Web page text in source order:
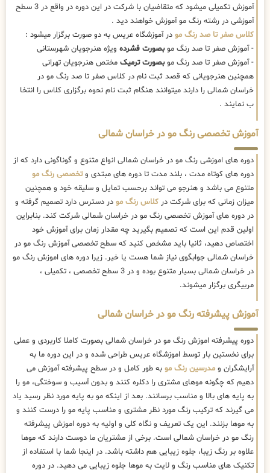
آموزش تکمیلی میشود که متقاضیان با شرکت در این دوره در واقع در 3 سطح
آموزشی در رشته رنگ مو آموزش خواهند دید .
کلاس صفر تا صد رنگ مو در آموزشگاه عریس به دو صورت برگزار میشود :
- آموزش صفر تا صد رنگ موبصورت فشرده ویژه هنرجویان شهرستانی
- آموزش صفر تا صد رنگ موبصورت ترمیک مختص هنرجویان تهرانی
همچنین هنرجویانی که قصد ثبت نام در کلاس صفر تا صد رنگ مو در
خراسان شمالی را دارند میتوانند هنگام ثبت نام نحوه برگزاری کلاس را انتخا
ب نمایند .
آموزش تخصصی رنگ مو در خراسان شمالی
دوره های اموزشی رنگ مو در خراسان شمالی انواع متنوع و گوناگونی دارد که از
دوره های کوتاه مدت ، بلند مدت تا دوره های مبتدی وتخصصی رنگ مو
متنوع می باشد و هنرجو می تواند برحسب تمایل و سلیقه خود و همچنین
میزان زمانی که برای شرکت در کلاس رنگ مو در دسترس دارد تصمیم گرفته و
در دوره های آموزش تخصصی رنگ مو در خراسان شمالی شرکت کند. بنابراین
اولین قدم این است که تصمیم بگیرید چه مقدار زمان برای آموزش خود
اختصاص دهید، ثانیا باید مشخص کنید که سطح تخصصی آموزش رنگ مو در
خراسان شمالی جوابگوی نیاز شما هست یا خیر. زیرا دوره های اموزش رنگ مو
در خراسان شمالی بسیار متنوع بوده و در 3 سطح تخصصی ، تکمیلی ،
مربیگری برگزار میشوند.
آموزش پیشرفته رنگ مو در خراسان شمالی
دوره پیشرفته اموزش رنگ مو در خراسان شمالی بصورت کاملا کاربردی و عملی
برای نخستین بار توسط اموزشگاه عریس طراحی شده و در این دوره ما به
آرایشگران و مدرسین رنگ مو به طور کامل و در سطح پیشرفته آموزش می
دهیم که چگونه موهای مشتری را دکلره کنند و بدون آسیب و سوختگی، مو را
به پایه های بالا و مناسب برسانند. بعد از اینکه مو به پایه مورد نظر رسید یاد
می گیرند که ترکیب رنگ مورد نظر مشتری و مناسب پایه مو را درست کنند و
به موها بزنند. این یک تعریف و نگاه کلی و اولیه به دوره اموزش پیشرفته
رنگ مو در خراسان شمالی است. برخی از مشتریان ما دوست دارند که موها
علاوه بر رنگ زیبا، جلوه زیبایی هم داشته باشد. در اینجا شما با استفاده از
تکنیک های مناسب رنگ و لایت به موها جلوه زیبایی می دهید. در دوره